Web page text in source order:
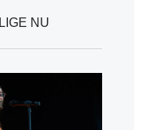
LIGE NU